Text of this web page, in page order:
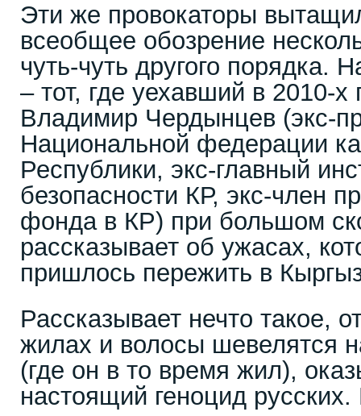
Эти же провокаторы
всеобщее обозрение
чуть-чуть другого порядка.
– тот, где уехавший в 2010-х
Владимир Чердынцев (экс-
Национальной федерации
Республики, экс-главный
безопасности КР, экс-член
фонда в КР) при большом
рассказывает об ужасах,
пришлось пережить в
Рассказывает нечто такое,
жилах и волосы шевелятся
(где он в то время жил),
настоящий геноцид